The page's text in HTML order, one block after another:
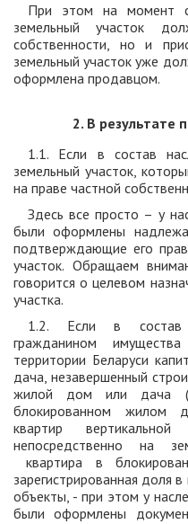
При этом на момент
земельный участок
собственности, но и
земельный участок уже
оформлена продавцом.
2. В результате
1.1. Если в состав
земельный участок,
на праве частной
Здесь все просто – у
были оформлены
подтверждающие его
участок. Обращаем
говорится о целевом
участка.
1.2. Если в состав
гражданином
территории Беларуси
дача, незавершенный
жилой дом или дача
блокированном жилом
квартир
непосредственно на
квартира в
зарегистрированная доля
объекты, - при этом у
были оформлены